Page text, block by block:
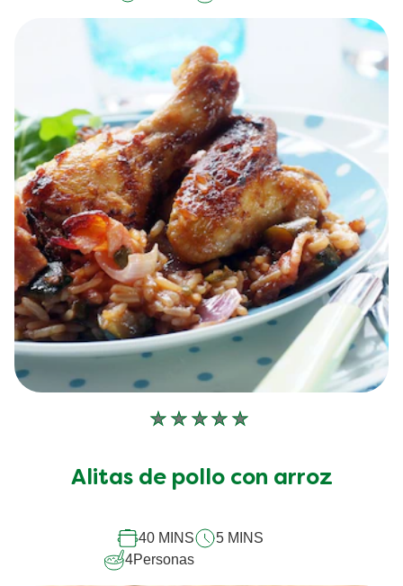
No
enviado
este
recipe
Alitas de pollo con arroz
40 MINS
5 MINS
4Personas